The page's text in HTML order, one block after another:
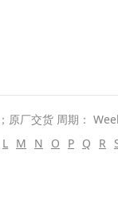
原厂交货 周期：
L M N O P Q R